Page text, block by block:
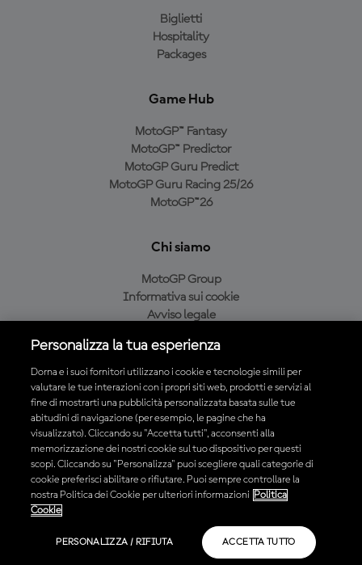
Biglietti
Hospitality
Packages
Game Hub
MotoGP™ Fantasy
MotoGP™ Predictor
MotoGP Guru Predict
MotoGP Guru Racing 25/26
MotoGP™26
Chi siamo
MotoGP Group
Informativa sui cookie
Avviso legale
Condizioni di acquisto
Scarica l'app ufficiale MotoGP™
© 2026 MotoGP Sports Entertainment Group. Tutti i diritti riservati.
Tutti i marchi sono di proprietà dei rispettivi proprietari.
Personalizza la tua esperienza
Dorna e i suoi fornitori utilizzano i cookie e tecnologie simili per
valutare le tue interazioni con i propri siti web, prodotti e servizi al
fine di mostrarti una pubblicità personalizzata basata sulle tue
abitudini di navigazione (per esempio, le pagine che ha
visualizzato). Cliccando su "Accetta tutti", acconsenti alla
memorizzazione dei nostri cookie sul tuo dispositivo per questi
scopi. Cliccando su "Personalizza" puoi scegliere quali categorie di
cookie preferisci abilitare o rifiutare. Puoi sempre controllare la
nostra Politica dei Cookie per ulteriori informazioni
Politica
Cookie
PERSONALIZZA / RIFIUTA ACCETTA TUTTO